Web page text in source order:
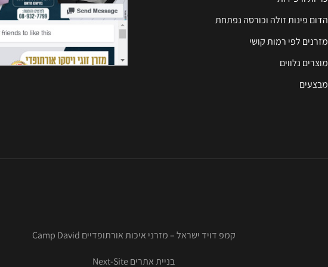
הדום פינות זולה וכורסה נפתחת
מזרנים לפי רמות קושי
מוצרים נלווים
מבצעים
קמפ דויד ישראל – מזרני איכות אורתופדיים Camp David
בניית אתרים Next-Site